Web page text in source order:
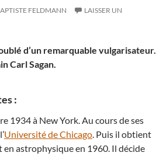
FELDMANN
LAISSER UN
d’un remarquable vulgarisateur.
Carl Sagan.
:
1934 à New York. Au cours de ses
Université de Chicago. Puis il obtient
astrophysique en 1960. Il décide